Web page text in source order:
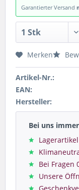
Garantierter Versand
Merken
Artikel-Nr.:
EAN:
Hersteller:
Bei uns immer
Bei Fragen
Unsere